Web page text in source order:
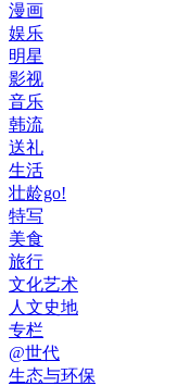
漫画
娱乐
明星
影视
音乐
韩流
送礼
生活
壮龄go!
特写
美食
旅行
文化艺术
人文史地
专栏
@世代
生态与环保